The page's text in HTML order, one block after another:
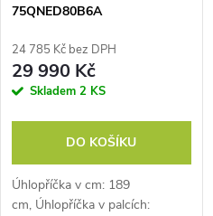
75QNED80B6A
24 785 Kč bez DPH
29 990 Kč
Skladem 2 KS
DO KOŠÍKU
Úhlopříčka v cm: 189
cm, Úhlopříčka v palcích: